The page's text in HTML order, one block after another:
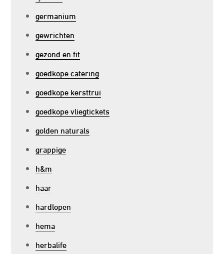
germanium
gewrichten
gezond en fit
goedkope catering
goedkope kersttrui
goedkope vliegtickets
golden naturals
grappige
h&m
haar
hardlopen
hema
herbalife